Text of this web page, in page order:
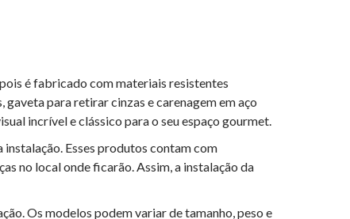
é fabricado com materiais resistentes
para retirar cinzas e carenagem em aço
incrível e clássico para o seu espaço gourmet.
Esses produtos contam com
no local onde ficarão. Assim, a instalação da
Os modelos podem variar de tamanho, peso e